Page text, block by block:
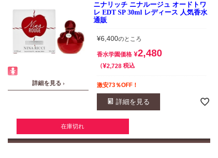
詳細を見る ›
ニナリッチ ニナルージュ オードトワ
レ EDT SP 30ml レディース 人気香水
通販
¥6,400のところ
香水学園価格 ¥2,480
¥2,728 税込
激安73％OFF！
詳細を見る
在庫切れ